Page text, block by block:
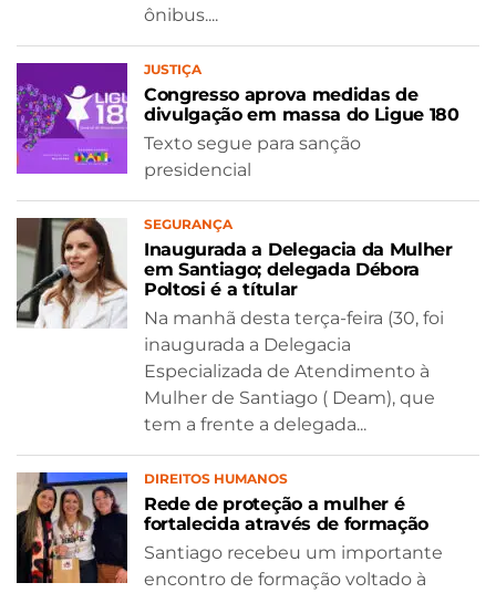
ônibus....
JUSTIÇA
Congresso aprova medidas de
divulgação em massa do Ligue 180
Texto segue para sanção
presidencial
SEGURANÇA
Inaugurada a Delegacia da Mulher
em Santiago; delegada Débora
Poltosi é a títular
Na manhã desta terça-feira (30, foi
inaugurada a Delegacia
Especializada de Atendimento à
Mulher de Santiago ( Deam), que
tem a frente a delegada...
DIREITOS HUMANOS
Rede de proteção a mulher é
fortalecida através de formação
Santiago recebeu um importante
encontro de formação voltado à